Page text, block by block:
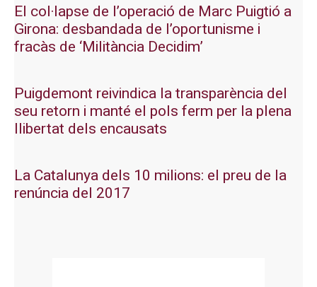
El col·lapse de l’operació de Marc Puigtió a
Girona: desbandada de l’oportunisme i
fracàs de ‘Militància Decidim’
Puigdemont reivindica la transparència del
seu retorn i manté el pols ferm per la plena
llibertat dels encausats
La Catalunya dels 10 milions: el preu de la
renúncia del 2017